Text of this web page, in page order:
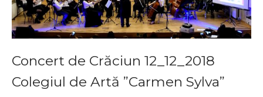
Concert de Crăciun 12_12_2018
Colegiul de Artă ”Carmen Sylva”